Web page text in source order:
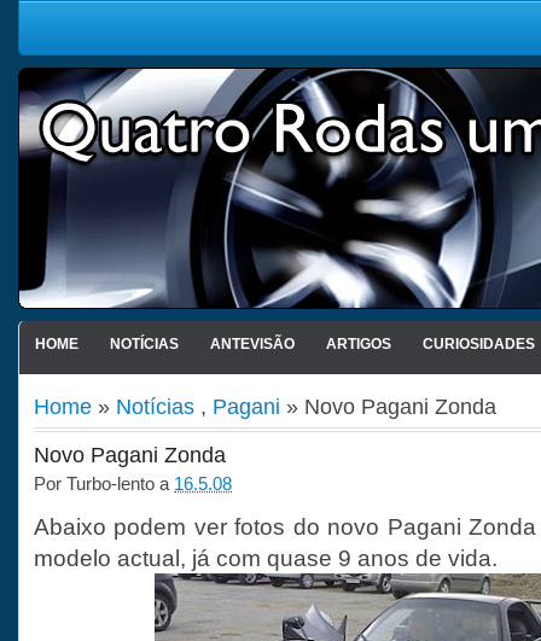
HOME NOTÍCIAS ANTEVISÃO ARTIGOS CURIOSIDADES
Home » Notícias , Pagani » Novo Pagani Zonda
Novo Pagani Zonda
Por Turbo-lento a 16.5.08
Abaixo podem ver fotos do novo Pagani
modelo actual, já com quase 9 anos de vida.